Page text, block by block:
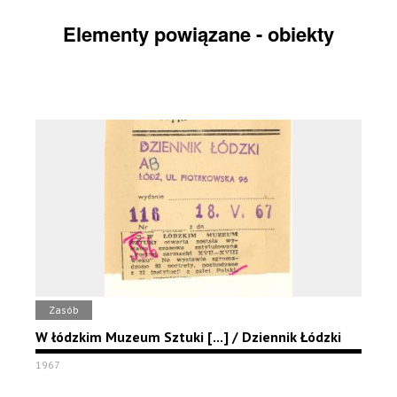
Elementy powiązane - obiekty
Zasób
W łódzkim Muzeum Sztuki [...] / Dziennik Łódzki
1967